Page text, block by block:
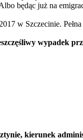
będąc już na
w Szczecinie. Pełna
wypadek
kierunek